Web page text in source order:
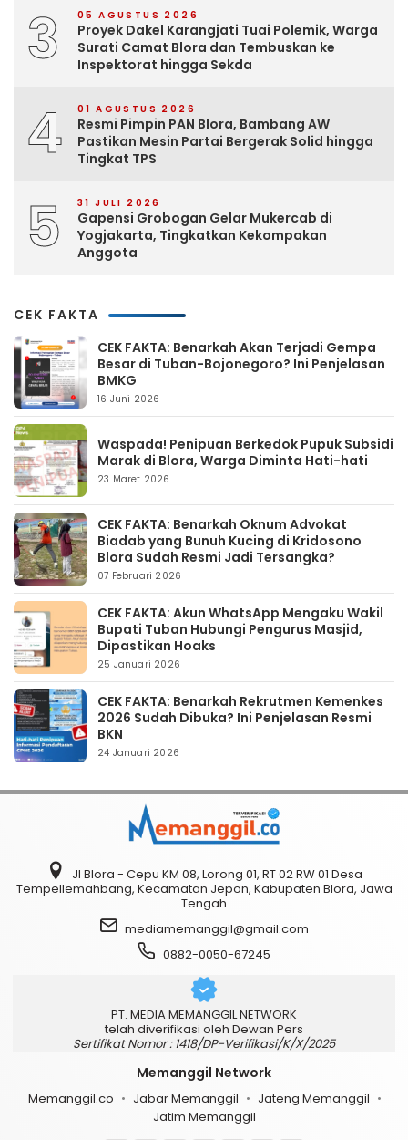
3 05 AGUSTUS 2026
Proyek Dakel Karangjati Tuai Polemik, Warga
Surati Camat Blora dan Tembuskan ke
Inspektorat hingga Sekda
4 01 AGUSTUS 2026
Resmi Pimpin PAN Blora, Bambang AW
Pastikan Mesin Partai Bergerak Solid hingga
Tingkat TPS
5 31 JULI 2026
Gapensi Grobogan Gelar Mukercab di
Yogjakarta, Tingkatkan Kekompakan
Anggota
CEK FAKTA
CEK FAKTA: Benarkah Akan Terjadi Gempa
Besar di Tuban-Bojonegoro? Ini Penjelasan
BMKG
16 Juni 2026
Waspada! Penipuan Berkedok Pupuk Subsidi
Marak di Blora, Warga Diminta Hati-hati
23 Maret 2026
CEK FAKTA: Benarkah Oknum Advokat
Biadab yang Bunuh Kucing di Kridosono
Blora Sudah Resmi Jadi Tersangka?
07 Februari 2026
CEK FAKTA: Akun WhatsApp Mengaku Wakil
Bupati Tuban Hubungi Pengurus Masjid,
Dipastikan Hoaks
25 Januari 2026
CEK FAKTA: Benarkah Rekrutmen Kemenkes
2026 Sudah Dibuka? Ini Penjelasan Resmi
BKN
24 Januari 2026
Jl Blora - Cepu KM 08, Lorong 01, RT 02 RW 01 Desa
Tempellemahbang, Kecamatan Jepon, Kabupaten Blora, Jawa
Tengah
mediamemanggil@gmail.com
0882-0050-67245
PT. MEDIA MEMANGGIL NETWORK
telah diverifikasi oleh Dewan Pers
Sertifikat Nomor : 1418/DP-Verifikasi/K/X/2025
Memanggil Network
Memanggil.co Jabar Memanggil
Jateng Memanggil
Jatim Memanggil